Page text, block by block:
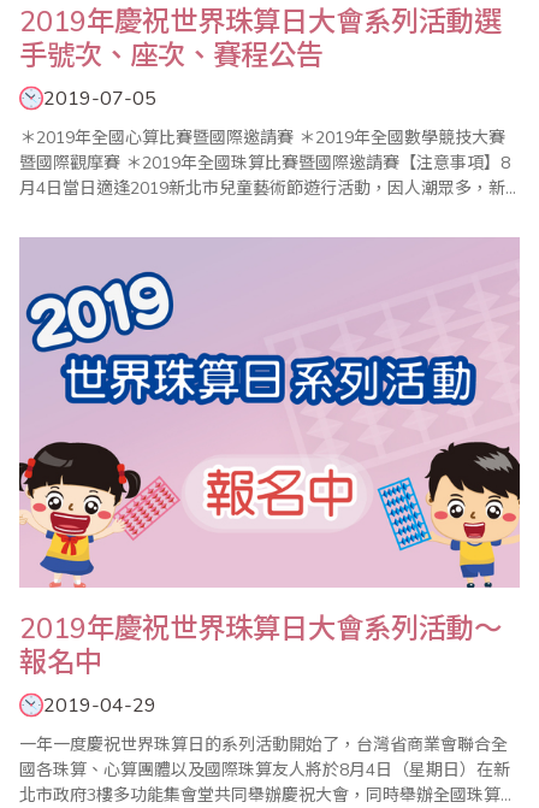
2019年慶祝世界珠算日大會系列活動選
手號次、座次、賽程公告
2019-07-05
＊2019年全國心算比賽暨國際邀請賽 ＊2019年全國數學競技大賽
暨國際觀摩賽 ＊2019年全國珠算比賽暨國際邀請賽【注意事項】8
月4日當日適逢2019新北市兒童藝術節遊行活動，因人潮眾多，新
量搭乘大眾交通工具，提前到場並注意安全。新北市政府公告：
分路段將進行交..
2019年慶祝世界珠算日大會系列活動～
報名中
2019-04-29
一年一度慶祝世界珠算日的系列活動開始了，台灣省商業會聯合全
國各珠算、心算團體以及國際珠算友人將於8月4日（星期日）在新
北市政府3樓多功能集會堂共同舉辦慶祝大會，同時舉辦全國珠算比